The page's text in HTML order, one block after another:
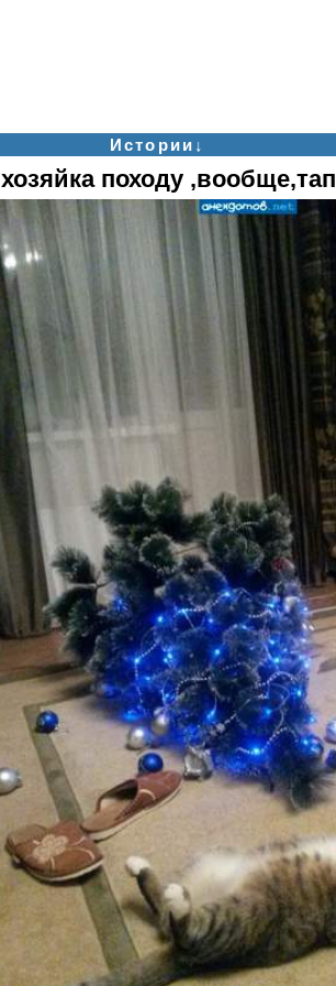
Истории↓
хозяйка походу